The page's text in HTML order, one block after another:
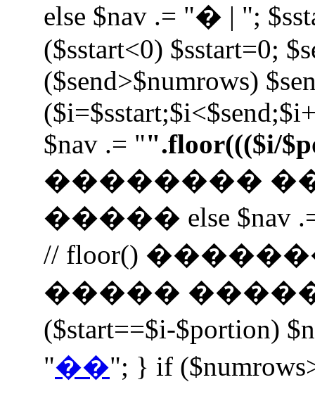
else $nav .= "� | ";
($sstart<0) $sstart=0;
($send>$numrows)
$nav .= "".floor((($i/
��������
����� else $nav
// floor()
����� �����
($start==$i-$portion)
"��"; } if